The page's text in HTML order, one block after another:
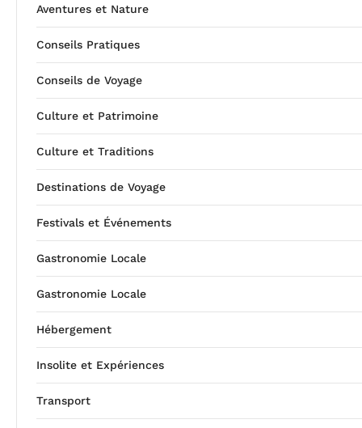
Aventures et Nature
Conseils Pratiques
Conseils de Voyage
Culture et Patrimoine
Culture et Traditions
Destinations de Voyage
Festivals et Événements
Gastronomie Locale
Gastronomie Locale
Hébergement
Insolite et Expériences
Transport